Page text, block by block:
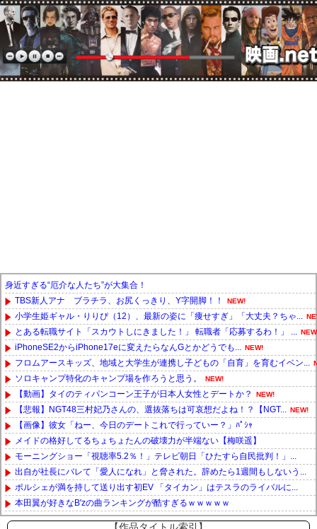
身近すぎる“厄介な人たち”が大集合！
TBS新人アナ ブラチラ、お尻くっきり、Y字開脚！！
NEW!
小学生姫ギャル・りりぴ（12）、最新の姿に「痩せすぎ」「大丈夫？ちゃ...
とある転職サイト「スカウトしにきました！」 転職者「応募するわ！」 ...
iPhoneSE2からiPhone17eに変えたらなんGとかどうでも... NEW!
フロムアースキッズ、地域と大学生が連携し子どもの「自育」を育むイベン...
ソロキャンプ特化のキャンプ場を作ろうと思う。 NEW!
【動画】タイのティパンコーン王子が日本人女性とデートか？ NEW!
【悲報】NGT48三村妃乃さんの、選抜落ちは可哀想だよね！？【NGT... NEW!
【画像】彼女「ねー、今日のデートこれで行っていー？」ﾊﾟｼｬ
メイドの格好してるちょちょたんの破壊力が半端ない【梅咲遥】
モーニングショー「視聴率5.2％！」テレビ朝日「ひたすら自民批判！」...
出自が社長にバレて「愛人になれ」と脅された。辞めたら1週間もしないう...
ポルシェが満を持して送り出す初EV 「タイカン」はテスラのライバルに...
本田翼が好きなB'zの曲ランキングが酷すぎるｗｗｗｗｗ
Powered by livedoor 相互RSS